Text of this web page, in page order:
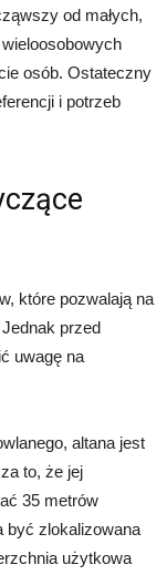
od małych,
osób. Ostateczny
i potrzeb
które pozwalają na
przed
uwagę na
altana jest
to, że jej
35 metrów
być zlokalizowana
użytkowa